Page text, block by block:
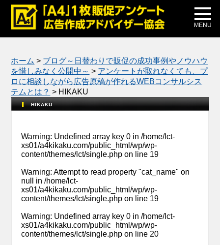
MENU
メディア掲載
公式ブログ
ホーム > ブログ～日替わりで販促の成功事例やノウハウ
を惜しみなく公開中～ > アンケートが取れなくても、プ
ロに相談しながら広告原稿が作れるWEBコンサルシス
テムとは？ > HIKAKU
HIKAKU
Warning: Undefined array key 0 in/home/lct-
xs01/a4kikaku.com/public_html/wp/wp-
content/themes/lct/single.php on line 19
Warning: Attempt to read property "cat_name" on
null in/home/lct-
xs01/a4kikaku.com/public_html/wp/wp-
content/themes/lct/single.php on line 19
Warning: Undefined array key 0 in/home/lct-
xs01/a4kikaku.com/public_html/wp/wp-
content/themes/lct/single.php on line 20